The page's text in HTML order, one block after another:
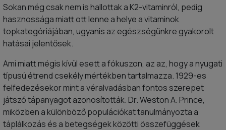
Sokan még csak nem is hallottak a K2-vitaminról, pedig
hasznossága miatt ott lenne a helye a vitaminok
topkategóriájában, ugyanis az egészségünkre gyakorolt
hatásai jelentősek.
Ami miatt mégis kívül esett a fókuszon, az az, hogy a nyugati
típusú étrend csekély mértékben tartalmazza. 1929-es
felfedezésekor mint a véralvadásban fontos szerepet
játszó tápanyagot azonosították. Dr. Weston A. Prince,
miközben a különböző populációkat tanulmányozta a
táplálkozás és a betegségek közötti összefüggések